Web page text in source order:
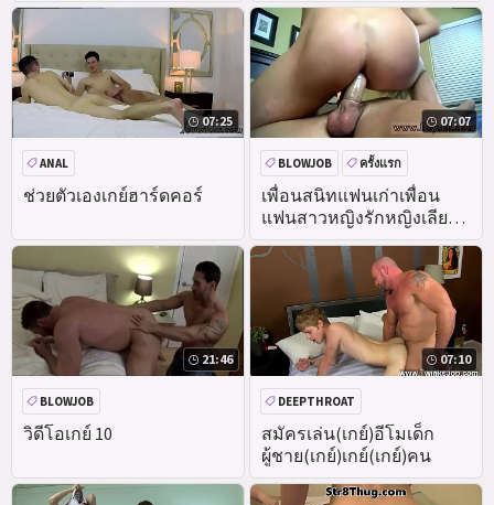
สื่อลามกเด็กชาย,อย่างไร
07:25
ช่วยตัวเองเกย์ฮาร์ดคอร์
ANAL
07:07
เพื่อนสนิทแฟนเก่าเพื่อน
แฟนสาวหญิงรักหญิงเลีย
ร่องสวาทรูสวาท
BLOWJOB
ครั้งแรก
มือสมัครเล่นแน่
21:46
วิดีโอเกย์ 10
BLOWJOB
07:10
สมัครเล่น(เกย์)อีโมเด็ก
ผู้ชาย(เกย์)เกย์(เกย์)คน
DEEPTHROAT